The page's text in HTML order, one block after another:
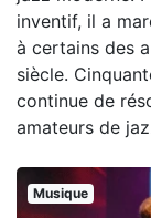
inventif, il a
à certains des
siècle.
continue de
amateurs de
Musique